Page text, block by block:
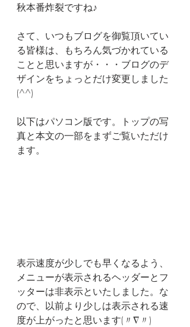
秋本番炸裂ですね♪
さて、いつもブログを御覧頂いてい
る皆様は、もちろん気づかれている
ことと思いますが・・・ブログのデ
ザインをちょっとだけ変更しました
(^^)
以下はパソコン版です。トップの写
真と本文の一部をまずご覧いただけ
ます。
表示速度が少しでも早くなるよう、
メニューが表示されるヘッダーとフ
ッターは非表示といたしました。な
ので、以前より少しは表示される速
度が上がったと思います(〃∇〃)